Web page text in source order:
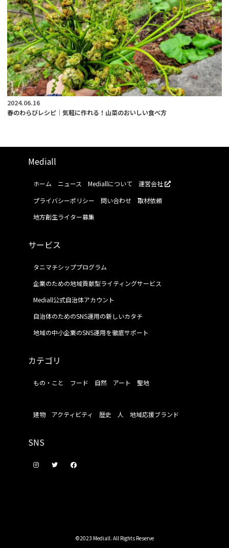
2024.06.16
春のわらびレシピ｜気軽に作れる！山菜のおいしい食べ方
Mediall
ホーム ニュース Mediallについて
運営会社
プライバシーポリシー
問い合わせ
取材依頼
地方創生ライター募集
サービス
タニマチシッププログラム
企業のための地域貢献型ライティングサービス
Mediall公式自治体アカウント
自治体のためのSNS運用の新しいカタチ
地域の中小企業のSNS運用を徹底サポート
カテゴリ
もの・こと フード 自然 アート 聖地
建物 アクティビティ 歴史 人 地域応援ブランド
SNS
©2023 Mediall. All Rights Reserve